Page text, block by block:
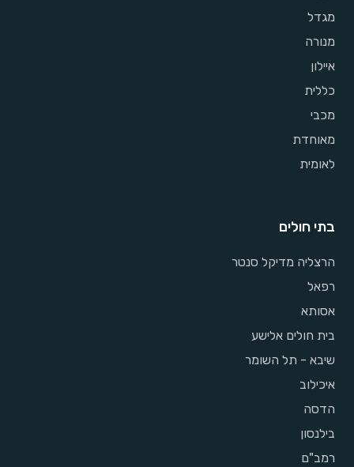
מגדל
מנורה
איילון
כללית
מכבי
מאוחדת
לאומית
בתי חולים
הרצליה מדיקל סנטר
רפאל
אסותא
בית חולים אלישע
שיבא - תל השומר
איכילוב
הדסה
בילנסון
רמב"ם